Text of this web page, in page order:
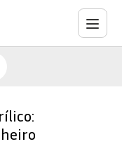
e Estilo no